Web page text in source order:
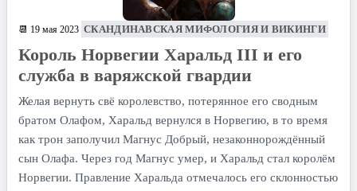
📆 19 мая 2023 СКАНДИНАВСКАЯ МИФОЛОГИЯ И ВИКИНГИ
Король Норвегии Харальд III и его
служба в варяжской гвардии
Желая вернуть свё королевство, потерянное его сводным
братом Олафом, Харальд вернулся в Норвегию, в то время
как трон заполучил Магнус Добрый, незаконнорождённый
сын Олафа. Через год Магнус умер, и Харальд стал королём
Норвегии. Правление Харальда отмечалось его склонностью